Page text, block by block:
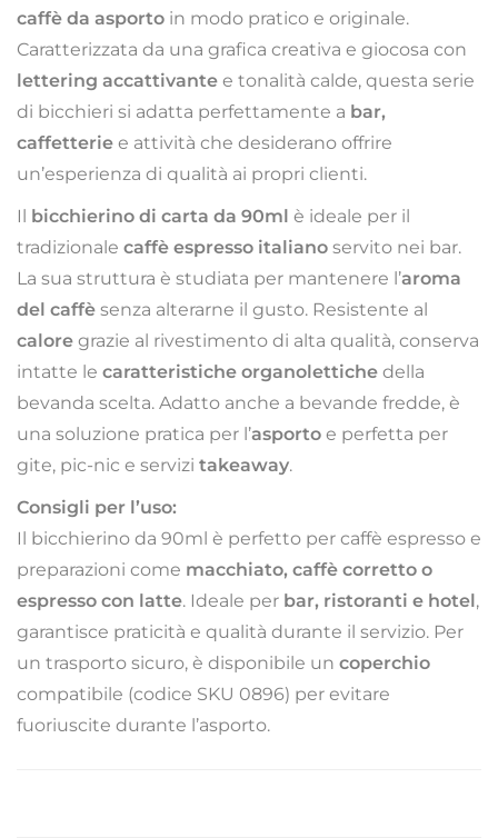
caffè da asporto in modo pratico e originale.
Caratterizzata da una grafica creativa e giocosa con
lettering accattivante e tonalità calde, questa serie
di bicchieri si adatta perfettamente a bar,
caffetterie e attività che desiderano offrire
un’esperienza di qualità ai propri clienti.
Il
bicchierino di carta da 90ml è ideale per il
tradizionale caffè espresso italiano servito nei bar.
La sua struttura è studiata per mantenere l’aroma
del caffè senza alterarne il gusto. Resistente al
calore grazie al rivestimento di alta qualità, conserva
intatte le caratteristiche organolettiche della
bevanda scelta. Adatto anche a bevande fredde, è
una soluzione pratica per l’asporto e perfetta per
gite, pic-nic e servizi takeaway.
Consigli per l’uso:
Il bicchierino da 90ml è perfetto per caffè espresso e
preparazioni come macchiato, caffè corretto o
espresso con latte. Ideale per bar, ristoranti e hotel ,
garantisce praticità e qualità durante il servizio. Per
un trasporto sicuro, è disponibile un coperchio
compatibile (codice SKU 0896) per evitare
fuoriuscite durante l’asporto.